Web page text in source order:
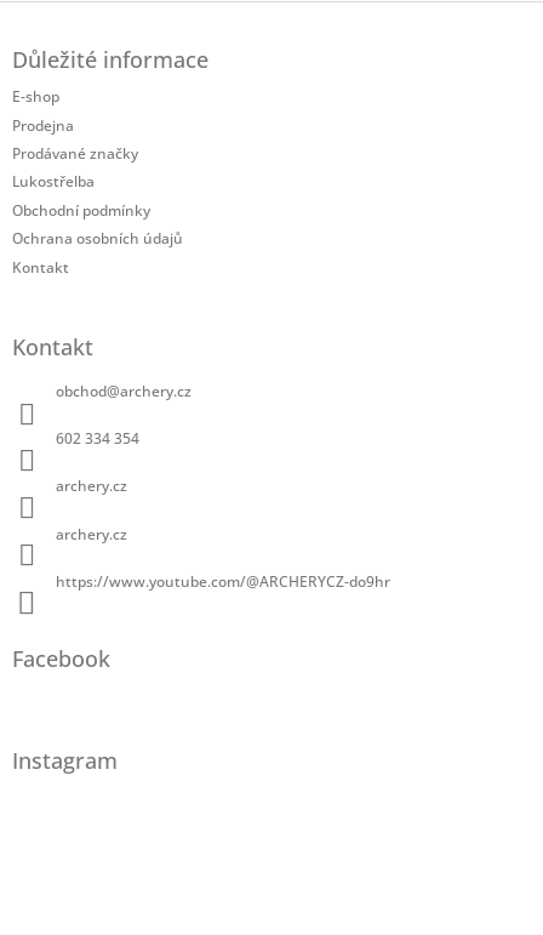
Důležité informace
E-shop
Prodejna
Prodávané značky
Lukostřelba
Obchodní podmínky
Ochrana osobních údajů
Kontakt
Kontakt
obchod@archery.cz
602 334 354
archery.cz
archery.cz
https://www.youtube.com/@ARCHERYCZ-do9hr
Facebook
Instagram